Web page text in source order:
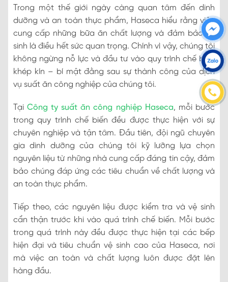
Trong một thế giới ngày càng quan tâm đến dinh
dưỡng và an toàn thực phẩm, Haseca hiểu rằng việc
cung cấp những bữa ăn chất lượng và đảm bảo vệ
sinh là điều hết sức quan trọng. Chính vì vậy, chúng tôi
không ngừng nỗ lực và đầu tư vào quy trình chế biến
khép kín – bí mật đằng sau sự thành công của dịch
vụ suất ăn công nghiệp của chúng tôi.
Tại Công ty suất ăn công nghiệp Haseca, mỗi bước
trong quy trình chế biến đều được thực hiện với sự
chuyên nghiệp và tận tâm. Đầu tiên, đội ngũ chuyên
gia dinh dưỡng của chúng tôi kỹ lưỡng lựa chọn
nguyên liệu từ những nhà cung cấp đáng tin cậy, đảm
bảo chúng đáp ứng các tiêu chuẩn về chất lượng và
an toàn thực phẩm.
Tiếp theo, các nguyên liệu được kiểm tra và vệ sinh
cẩn thận trước khi vào quá trình chế biến. Mỗi bước
trong quá trình này đều được thực hiện tại các bếp
hiện đại và tiêu chuẩn vệ sinh cao của Haseca, nơi
mà việc an toàn và chất lượng luôn được đặt lên
hàng đầu.